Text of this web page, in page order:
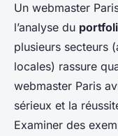
Un webmaster
l’analyse du
plusieurs secteurs
locales) rassure
webmaster Paris
sérieux et la
Examiner des